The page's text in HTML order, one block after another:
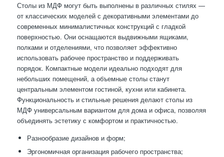
Столы из МДФ могут быть выполнены в различных стилях —
от классических моделей с декоративными элементами до
современных минималистичных конструкций с гладкой
поверхностью. Они оснащаются выдвижными ящиками,
полками и отделениями, что позволяет эффективно
использовать рабочее пространство и поддерживать
порядок. Компактные модели идеально подходят для
небольших помещений, а объемные столы станут
центральным элементом гостиной, кухни или кабинета.
Функциональность и стильные решения делают столы из
МДФ универсальным вариантом для дома и офиса, позволяя
объединять эстетику с комфортом и практичностью.
Разнообразие дизайнов и форм;
Эргономичная организация рабочего пространства;